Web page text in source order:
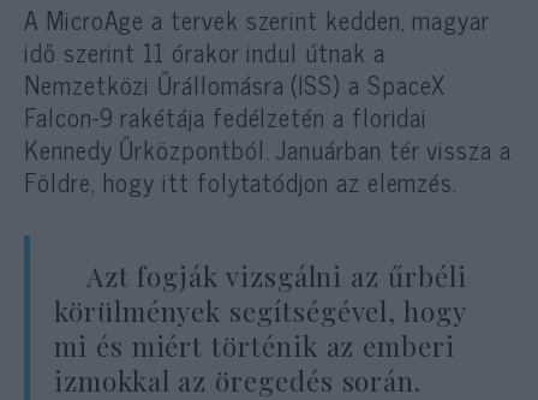
A MicroAge a tervek szerint kedden, magyar
idő szerint 11 órakor indul útnak a
Nemzetközi Űrállomásra (ISS) a SpaceX
Falcon-9 rakétája fedélzetén a floridai
Kennedy Űrközpontból. Januárban tér vissza a
Földre, hogy itt folytatódjon az elemzés.
Azt fogják vizsgálni az űrbéli
körülmények segítségével, hogy
mi és miért történik az emberi
izmokkal az öregedés során.